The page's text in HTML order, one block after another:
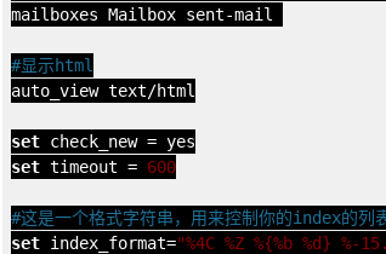
mailboxes Mailbox sent-mail
#显示html
auto_view text/html
set
set timeout = 600
#这是一个格式字符串，用来控制你的index的列
set index_format="%4C %Z %{%b %d} %-